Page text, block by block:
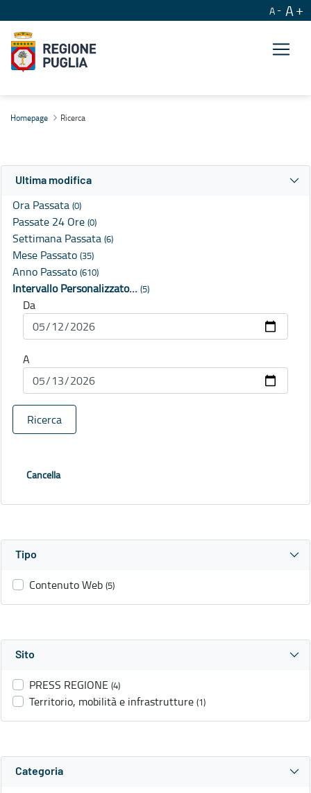
A A
Homepage Ricerca
Ultima modifica
Ora Passata (0)
Passate 24 Ore (0)
Settimana Passata (6)
Mese Passato (35)
Anno Passato (610)
Intervallo Personalizzato… (5)
Da
A
Ricerca
Cancella
Tipo
Contenuto Web (5)
Sito
PRESS REGIONE (4)
Territorio, mobilità e infrastrutture (1)
Categoria